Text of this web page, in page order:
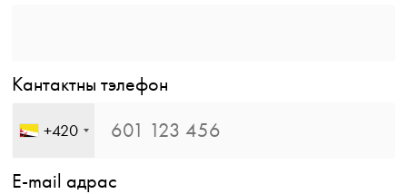
Кантактны тэлефон
+420
E-mail адрас